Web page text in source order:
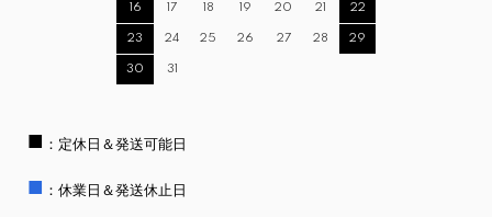
16 17 18 19 20 21 22
23 24 25 26 27 28 29
30 31
■ ：定休日＆発送可能日
■ ：休業日＆発送休止日